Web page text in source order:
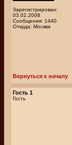
Зарегистрирован:
03.02.2008
Сообщения: 1440
Откуда: Москва
Вернуться к началу
Гость 1
Гость